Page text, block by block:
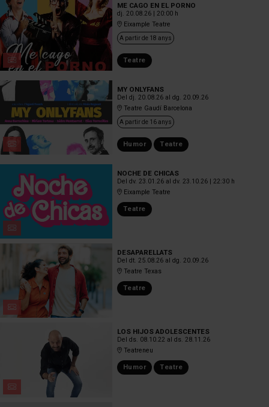
ME CAGO EN EL PORNO
dj. 20.08.26| 20:00 h
Eixample Teatre
A partir de 18 anys
Teatre
MY ONLYFANS
Del dj. 20.08.26al dg. 20.09.26
Teatre Gaudí Barcelona
A partir de 16 anys
Humor Teatre
NOCHE DE CHICAS
Del dv. 23.01.26al dv. 23.10.26| 22:30 h
Eixample Teatre
Teatre
DESAPARELLATS
Del dt. 25.08.26al dg. 20.09.26
Teatre Texas
Teatre
LOS HIJOS ADOLESCENTES
Del ds. 08.10.22 al ds. 28.11.26
Teatreneu
Humor Teatre